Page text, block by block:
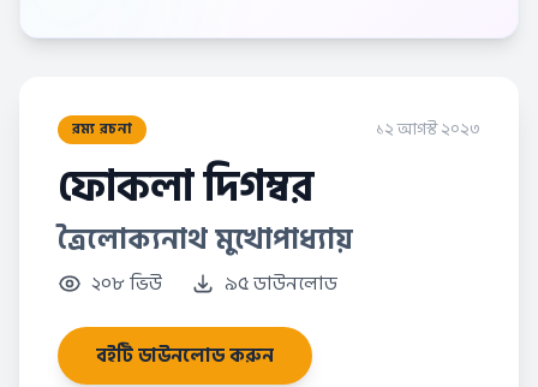
রম্য রচনা ১২ আগস্ট ২০২৩
ফোকলা দিগম্বর
ত্রৈলোক্যনাথ মুখোপাধ্যায়
২০৮ ভিউ ৯৫ ডাউনলোড
বইটি ডাউনলোড করুন